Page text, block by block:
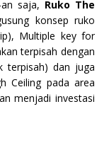
saja, Ruko The
konsep ruko
Multiple key for
terpisah dengan
terpisah) dan juga
Ceiling pada area
menjadi investasi